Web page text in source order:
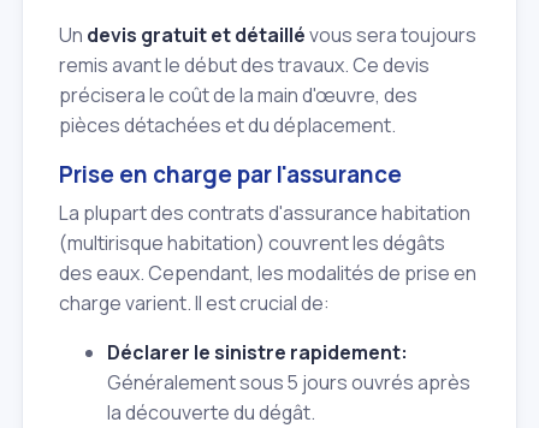
Un devis gratuit et détaillévous sera toujours
remis avant le début des travaux. Ce devis
précisera le coût de la main d'œuvre, des
pièces détachées et du déplacement.
Prise en charge par l'assurance
La plupart des contrats d'assurance habitation
(multirisque habitation) couvrent les dégâts
des eaux. Cependant, les modalités de prise en
charge varient. Il est crucial de:
Déclarer le sinistre rapidement:
Généralement sous 5 jours ouvrés après
la découverte du dégât.